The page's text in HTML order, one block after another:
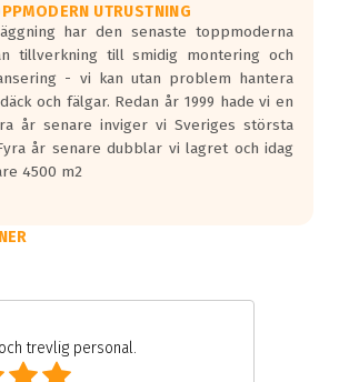
UTRUSTNING
har den senaste toppmoderna
tillverkning till smidig montering och
- vi kan utan problem hantera
och fälgar. Redan år 1999 hade vi en
år senare inviger vi Sveriges största
år senare dubblar vi lagret och idag
4500 m2
trevlig personal.